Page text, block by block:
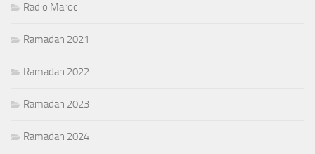
Radio Maroc
Ramadan 2021
Ramadan 2022
Ramadan 2023
Ramadan 2024